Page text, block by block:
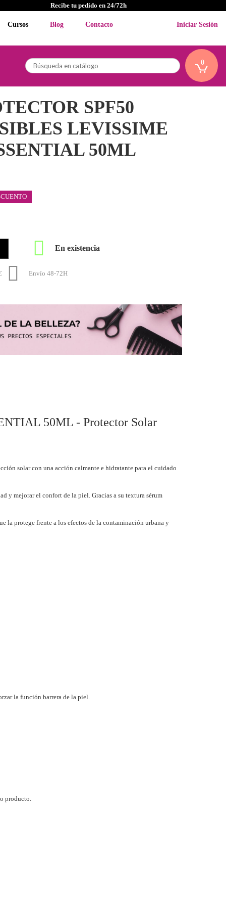
Recibe tu pedido en 24/72h
Cursos Blog Contacto Iniciar Sesión
0
SPF50
LEVISSIME
50ML
 En existencia
 Envío 48-72H
50ML - Protector Solar
solar con una acción calmante e hidratante para el cuidado
y mejorar el confort de la piel. Gracias a su textura sérum
la protege frente a los efectos de la contaminación urbana y
la función barrera de la piel.
producto.